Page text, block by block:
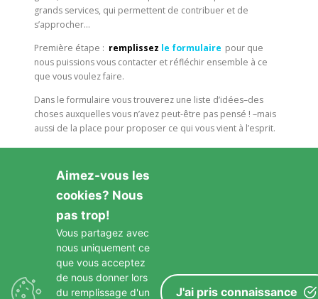
grands services, qui permettent de contribuer et de
s’approcher…
Première étape : remplissez le formulaire pour que
nous puissions vous contacter et réfléchir ensemble à ce
que vous voulez faire.
Dans le formulaire vous trouverez une liste d’idées–des
choses auxquelles vous n’avez peut-être pas pensé ! –mais
aussi de la place pour proposer ce qui vous vient à l’esprit.
GARDONS LE CONTACT
Aimez-vous les
cookies? Nous
pas trop!
Vous partagez avec
nous uniquement ce
que vous acceptez
de nous donner lors
du remplissage d'un
J'ai pris connaissance